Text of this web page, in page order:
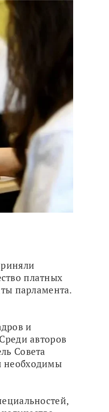
платных
парламента.
и
авторов
Совета
необходимы